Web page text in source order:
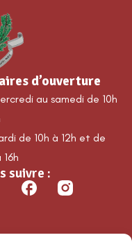
d’ouverture
au samedi de 10h
de 10h à 12h et de
16h
suivre :